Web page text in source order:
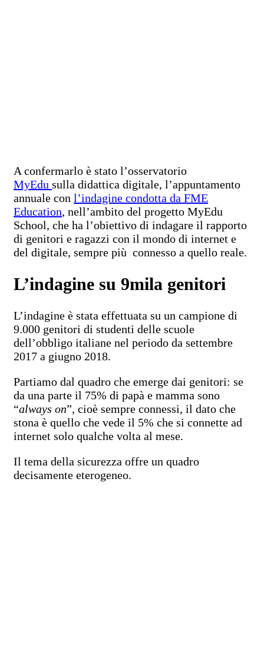
A confermarlo è stato l’osservatorio
MyEdu sulla didattica digitale, l’appuntamento
annuale con l’indagine condotta da FME
Education, nell’ambito del progetto MyEdu
School, che ha l’obiettivo di indagare il rapporto
di genitori e ragazzi con il mondo di internet e
del digitale, sempre più connesso a quello reale.
L’indagine su 9mila genitori
L’indagine è stata effettuata su un campione di
9.000 genitori di studenti delle scuole
dell’obbligo italiane nel periodo da settembre
2017 a giugno 2018.
Partiamo dal quadro che emerge dai genitori: se
da una parte il 75% di papà e mamma sono
“always on”, cioè sempre connessi, il dato che
stona è quello che vede il 5% che si connette ad
internet solo qualche volta al mese.
Il tema della sicurezza offre un quadro
decisamente eterogeneo.